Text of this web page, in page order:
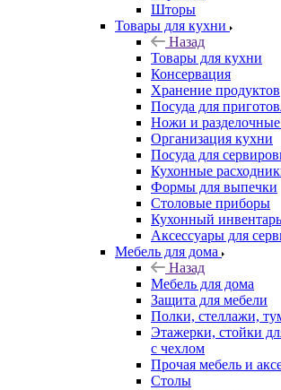
Шторы
Товары для кухни
Назад
Товары для кухни
Консервация
Хранение продуктов
Посуда для
Ножи и разделочные
Организация кухни
Посуда для
Кухонные
Формы для выпечки
Столовые приборы
Кухонный инвентарь
Аксессуары для
Мебель для дома
Назад
Мебель для дома
Защита для мебели
Полки, стеллажи,
Этажерки, стойки
с чехлом
Прочая мебель и
Столы